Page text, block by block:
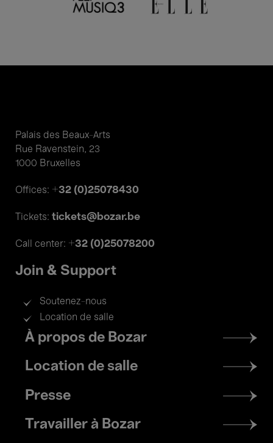
Palais des Beaux-Arts
Rue Ravenstein, 23
1000 Bruxelles
Offices: +32 (0)25078430
Tickets: tickets@bozar.be
Call center: +32 (0)25078200
Join & Support
Soutenez-nous
Location de salle
Footer
menu
À propos de Bozar
Location de salle
Presse
Travailler à Bozar